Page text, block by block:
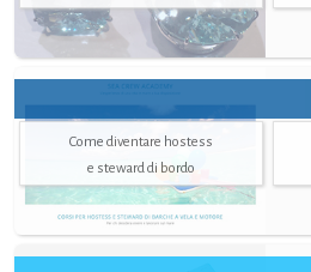
Come diventare hostess
e steward di bordo